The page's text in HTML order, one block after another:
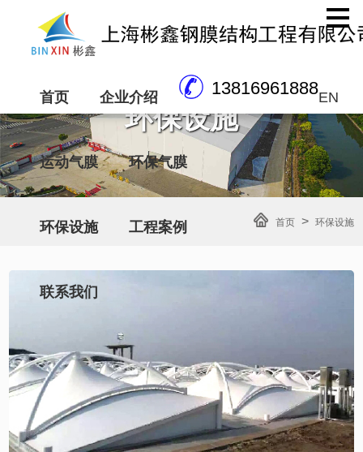
首页 企业介绍
运动气膜 环保气膜
环保设施 工程案例
联系我们
13816961888EN
环保设施
首页> 环保设施